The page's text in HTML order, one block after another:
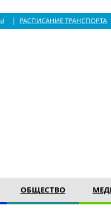
| РАСПИСАНИЕ ТРАНСПОРТА
ОБЩЕСТВО